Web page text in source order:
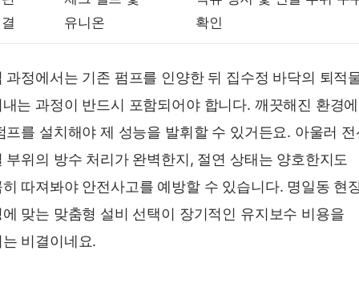
유니온
확인
과정에서는 기존 펌프를 인양한 뒤 집수정 바닥의 퇴적
는 과정이 반드시 포함되어야 합니다. 깨끗해진 환경
프를 설치해야 제 성능을 발휘할 수 있거든요. 아울러 전
부위의 방수 처리가 완벽한지, 절연 상태는 양호한지도
따져봐야 안전사고를 예방할 수 있습니다. 명일동 현
맞는 맞춤형 설비 선택이 장기적인 유지보수 비용을
비결이네요.